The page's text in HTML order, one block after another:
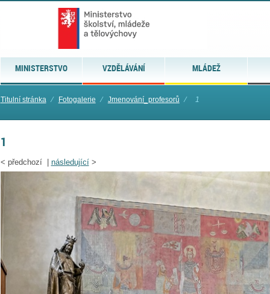
MINISTERSTVO VZDĚLÁVÁNÍ MLÁDEŽ
Titulní stránka ⁄ Fotogalerie ⁄ Jmenování_profesorů ⁄ 1
1
< předchozí | následující>